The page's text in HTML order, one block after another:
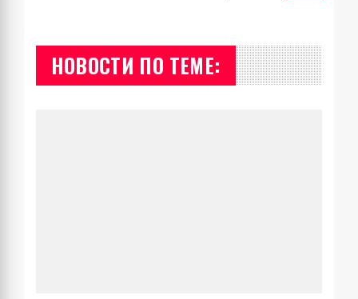
НОВОСТИ ПО ТЕМЕ: